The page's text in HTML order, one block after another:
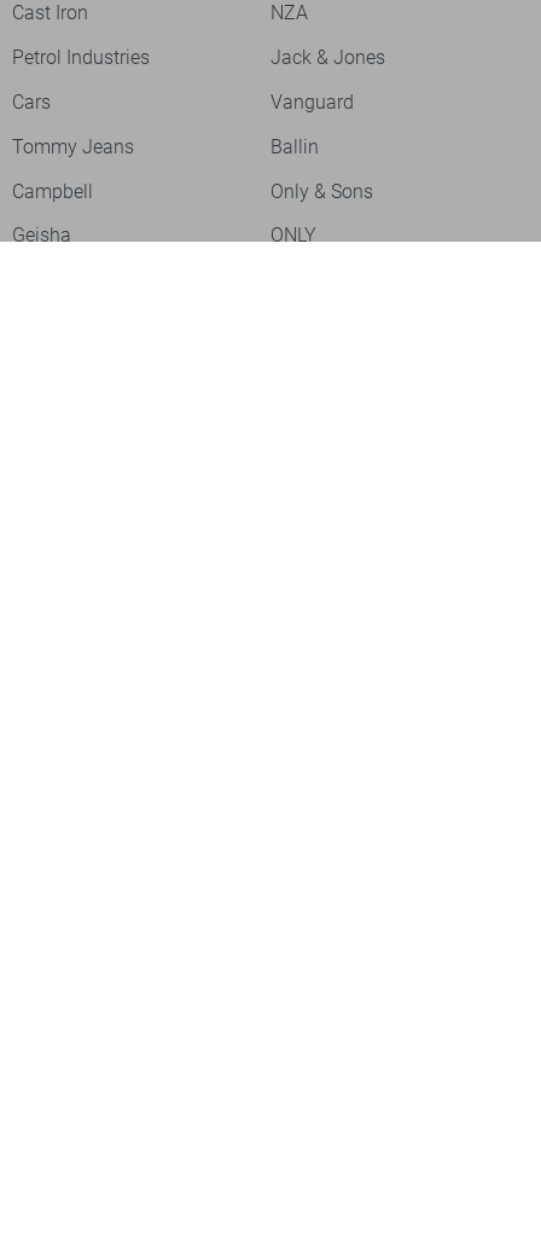
Cast Iron
NZA
Petrol Industries
Jack & Jones
Cars
Vanguard
Tommy Jeans
Ballin
Campbell
Only & Sons
Geisha
ONLY